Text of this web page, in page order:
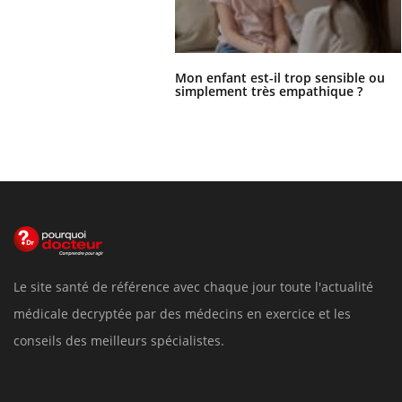
Mon enfant est-il trop sensible ou
simplement très empathique ?
Le site santé de référence avec chaque jour toute l'actualité
médicale decryptée par des médecins en exercice et les
conseils des meilleurs spécialistes.